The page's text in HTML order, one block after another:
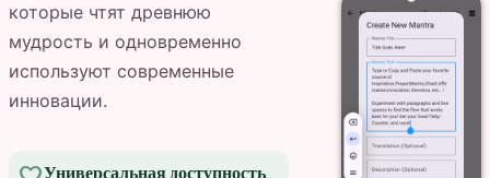
которые чтят древнюю
мудрость и одновременно
используют современные
инновации.
Универсальная доступность